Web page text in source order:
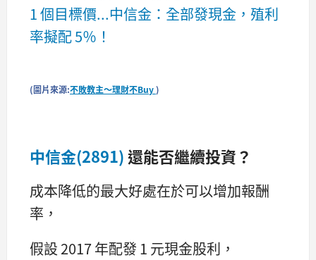
(圖片來源:不敗教主～理財不Buy)
中信金(2891)還能否繼續投資？
成本降低的最大好處在於可以增加報酬
率，
假設 2017 年配發 1 元現金股利，